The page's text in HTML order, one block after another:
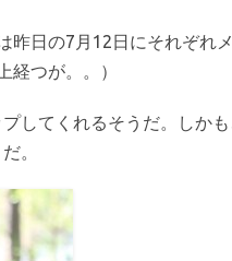
昨日の7月12日にそれぞれ
経つが。。）
してくれるそうだ。しか
。